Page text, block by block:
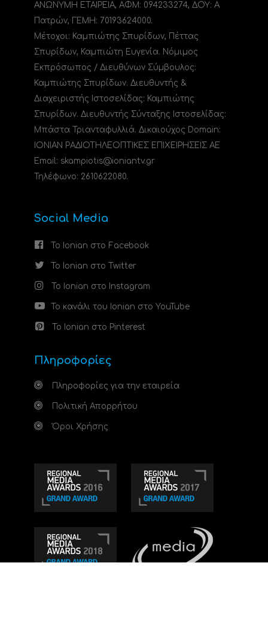
ΑΝΩΝΥΜΗ ΕΤΑΙΡΕΙΑ, ΑΦΜ: 094233274, ΔΟΥ: A
Πατρών, ΓΕΜΗ: 70193624000.
Μέτοχοι: Καμπιώτης Σπυρίδων, Πέττας
Σπυρίδων, Καμπιώτη Ευγενία. Νόμιμος
Εκπρόσωπος / Διευθύνων Σύμβουλος:
Καμπιώτης Σπυρίδων. Διευθυντής &
Διαχειριστής Ιστοσελίδας: Καμπιώτης
Σπυρίδων. Διευθυντής Σύνταξης Ιστοσελίδας:
Μπάστα Τριανταφυλλιά. Δικαιούχος Domain:
ΙΟΝΙΑΝ ΡΑΔΙΟΤΗΛΕΟΠΤΙΚΕΣ ΕΠΙΧΕΙΡΗΣΕΙΣ ΑΕ
Email: skampiotis@ioniantv.gr
Τηλέφωνο: 2610622080.
Social Media
Το Ionian στο Facebook
Το Ionian στο Twitter
Το Ionian στο Instagram
Το κανάλι του Ionian στο YouTube
Το Ionian στο Pinterest
Πληροφορίες
Πληροφορίες για την εταιρεία
Πολιτική Απορρήτου
Όροι Χρήσης